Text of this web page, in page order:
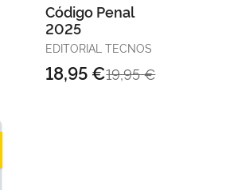
Código Penal
2025
EDITORIAL TECNOS
19,95 €
18,95 €